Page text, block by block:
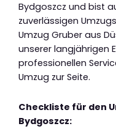
Bydgoszcz und bist
zuverlässigen
Umzug Gruber aus
unserer langjährigen
professionellen
Umzug zur Seite.
Checkliste für den
Bydgoszcz: